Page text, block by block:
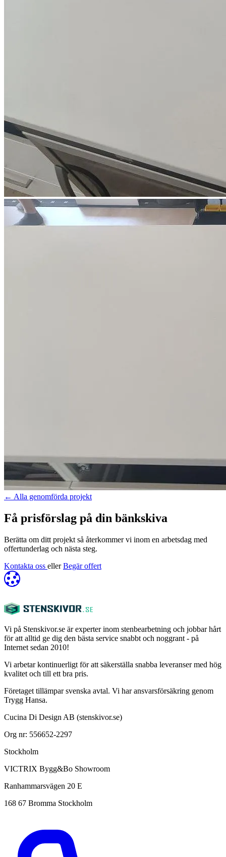
← Alla genomförda projekt
Få prisförslag på din bänkskiva
Berätta om ditt projekt så återkommer vi inom en arbetsdag med
offertunderlag och nästa steg.
Kontakta oss eller Begär offert
Vi på Stenskivor.se är experter inom stenbearbetning och jobbar hårt
för att alltid ge dig den bästa service snabbt och noggrant - på
Internet sedan 2010!
Vi arbetar kontinuerligt för att säkerställa snabba leveranser med hög
kvalitet och till ett bra pris.
Företaget tillämpar svenska avtal. Vi har ansvarsförsäkring genom
Trygg Hansa.
Cucina Di Design AB (stenskivor.se)
Org nr: 556652-2297
Stockholm
VICTRIX Bygg&Bo Showroom
Ranhammarsvägen 20 E
168 67 Bromma Stockholm